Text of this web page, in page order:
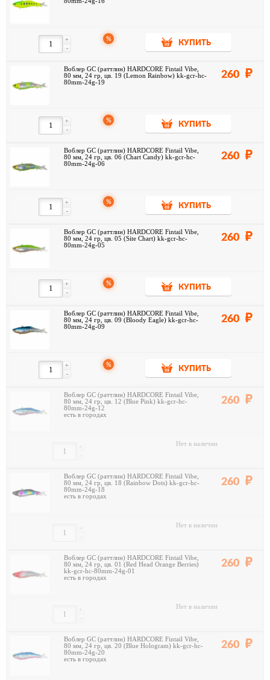
-
+ %
КУПИТЬ
Воблер GC (раттлин) HARDCORE Fintail Vibe,
80 мм, 24 гр, цв. 19 (Lemon Rainbow) kk-gcr-hc-
80mm-24g-19
260
-
+ %
КУПИТЬ
Воблер GC (раттлин) HARDCORE Fintail Vibe,
80 мм, 24 гр, цв. 06 (Chart Candy) kk-gcr-hc-
80mm-24g-06
260
-
+ %
КУПИТЬ
Воблер GC (раттлин) HARDCORE Fintail Vibe,
80 мм, 24 гр, цв. 05 (Site Chart) kk-gcr-hc-
80mm-24g-05
260
-
+ %
КУПИТЬ
Воблер GC (раттлин) HARDCORE Fintail Vibe,
80 мм, 24 гр, цв. 09 (Bloody Eagle) kk-gcr-hc-
80mm-24g-09
260
-
+ %
КУПИТЬ
Воблер GC (раттлин) HARDCORE Fintail Vibe,
80 мм, 24 гр, цв. 12 (Blue Pink) kk-gcr-hc-
80mm-24g-12
есть в городах
260
-
+ Нет в наличии
Воблер GC (раттлин) HARDCORE Fintail Vibe,
80 мм, 24 гр, цв. 18 (Rainbow Dots) kk-gcr-hc-
80mm-24g-18
есть в городах
260
-
+ Нет в наличии
Воблер GC (раттлин) HARDCORE Fintail Vibe,
80 мм, 24 гр, цв. 01 (Red Head Orange Berries)
kk-gcr-hc-80mm-24g-01
есть в городах
260
-
+ Нет в наличии
Воблер GC (раттлин) HARDCORE Fintail Vibe,
80 мм, 24 гр, цв. 20 (Blue Hologram) kk-gcr-hc-
80mm-24g-20
есть в городах
260